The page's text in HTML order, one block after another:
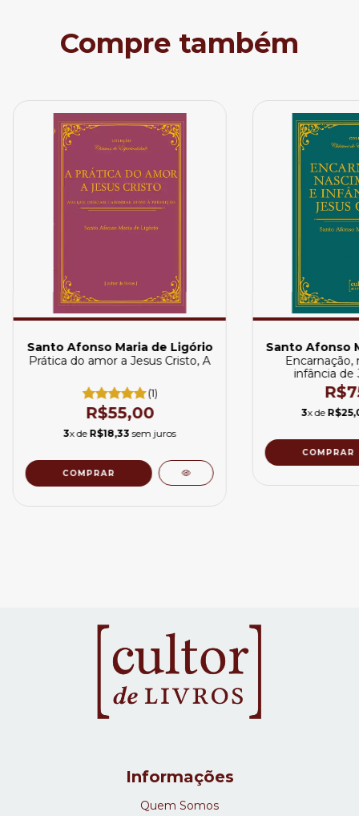
Compre também
Santo Afonso Maria de Ligório
Prática do amor a Jesus Cristo, A
(1)
R$55,00
3x de R$18,33 sem juros
Santo Afonso
infância de
3x de
Informações
Quem Somos